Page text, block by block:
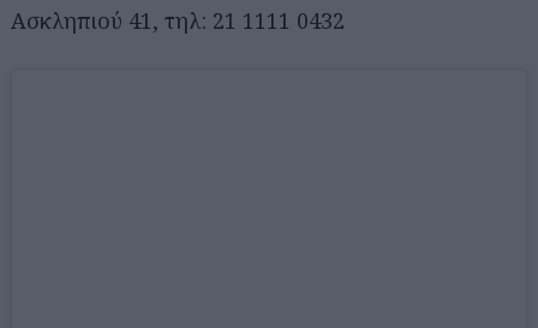
Ασκληπιού 41, τηλ: 21 1111 0432